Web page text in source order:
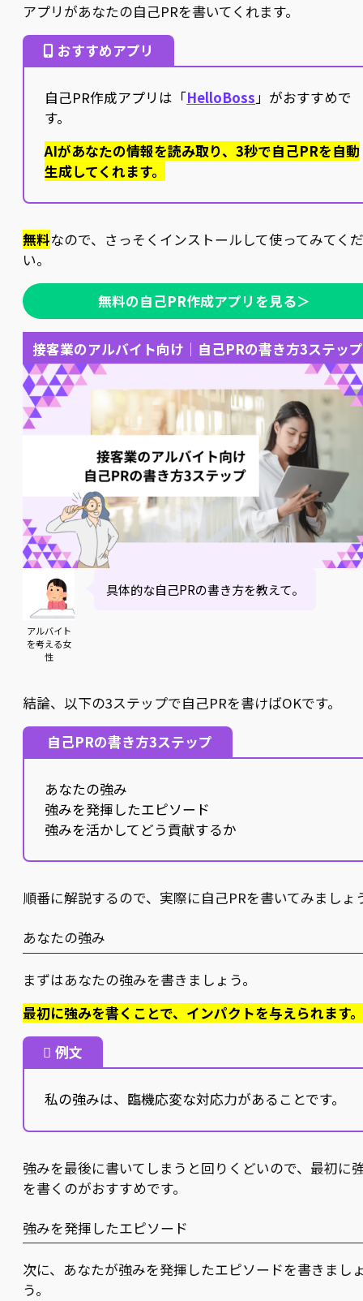
アプリがあなたの自己PRを書いてくれます。
おすすめアプリ
自己PR作成アプリは「HelloBoss」がおすすめで
す。
AIがあなたの情報を読み取り、3秒で自己PRを自動
生成してくれます。
無料なので、さっそくインストールして使ってみてく
い。
無料の自己PR作成アプリを見る＞
接客業のアルバイト向け｜自己PRの書き方3ステップ
アルバイト
を考える女
性
具体的な自己PRの書き方を教えて。
結論、以下の3ステップで自己PRを書けばOKです。
自己PRの書き方3ステップ
あなたの強み
強みを発揮したエピソード
強みを活かしてどう貢献するか
順番に解説するので、実際に自己PRを書いてみましょ
あなたの強み
まずはあなたの強みを書きましょう。
最初に強みを書くことで、インパクトを与えられます。
例文
私の強みは、臨機応変な対応力があることです。
強みを最後に書いてしまうと回りくどいので、最初に
を書くのがおすすめです。
強みを発揮したエピソード
次に、あなたが強みを発揮したエピソードを書きまし
う。